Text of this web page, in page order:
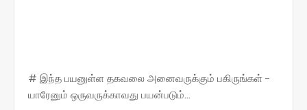
# இந்த பயனுள்ள தகவலை அனைவருக்கும் பகிருங்கள் -
யாரேனும் ஒருவருக்காவது பயன்படும்...